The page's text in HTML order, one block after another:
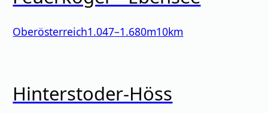
Oberösterreich1.047–1.680m10km
Hinterstoder-Höss